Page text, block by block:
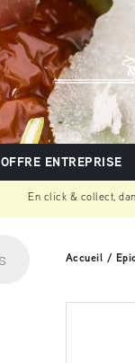
OFFRE ENTREPRISE
En click & collect,
Accueil /